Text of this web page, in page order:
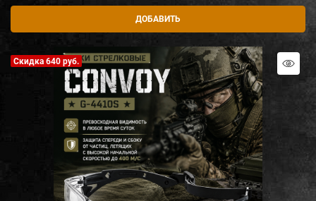
ДОБАВИТЬ
Скидка 640 руб.